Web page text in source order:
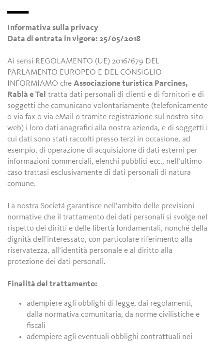
Informativa sulla privacy
Data di entrata in vigore: 25/05/2018
Ai sensi REGOLAMENTO (UE) 2016/679 DEL
PARLAMENTO EUROPEO E DEL CONSIGLIO
INFORMIAMO cheAssociazione turistica Parcines,
Rablà e Tel tratta dati personali di clienti e di fornitori e di
soggetti che comunicano volontariamente (telefonicamente
o via fax o via eMail o tramite registrazione sul nostro sito
web) i loro dati anagrafici alla nostra azienda, e di soggetti i
cui dati sono stati raccolti presso terzi in occasione, ad
esempio, di operazione di acquisizione di dati esterni per
informazioni commerciali, elenchi pubblici ecc., nell’ultimo
caso trattasi esclusivamente di dati personali di natura
comune.
La nostra Societá garantisce nell’ambito delle previsioni
normative che il trattamento dei dati personali si svolge nel
rispetto dei diritti e delle libertà fondamentali, nonché della
dignità dell’interessato, con particolare riferimento alla
riservatezza, all’identità personale e al diritto alla
protezione dei dati personali.
Finalità del trattamento:
adempiere agli obblighi di legge, dai regolamenti,
dalla normativa comunitaria, da norme civilistiche e
fiscali
adempiere agli eventuali obblighi contrattuali nei